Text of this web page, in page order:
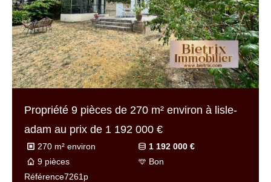
Propriété 9 pièces de 270 m² environ à lisle-
adam au prix de 1 192 000 €
270 m² environ
1 192 000 €
9 pièces
Bon
Référence7261p